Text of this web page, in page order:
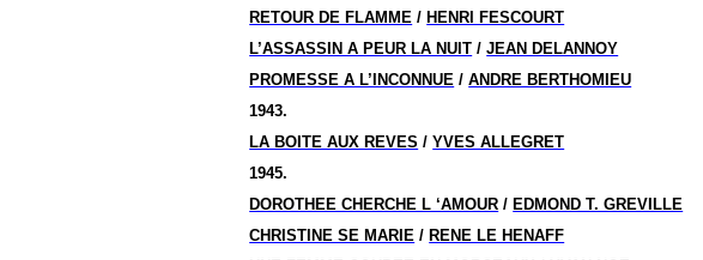
RETOUR DE FLAMME / HENRI FESCOURT
L’ASSASSIN A PEUR LA NUIT /JEAN DELANNOY
PROMESSE A L’INCONNUE /ANDRE BERTHOMIEU
1943.
LA BOITE AUX REVES /YVES ALLEGRET
1945.
DOROTHEE CHERCHE L ‘AMOUR / EDMOND T. GREVILLE
CHRISTINE SE MARIE / RENE LE HENAFF